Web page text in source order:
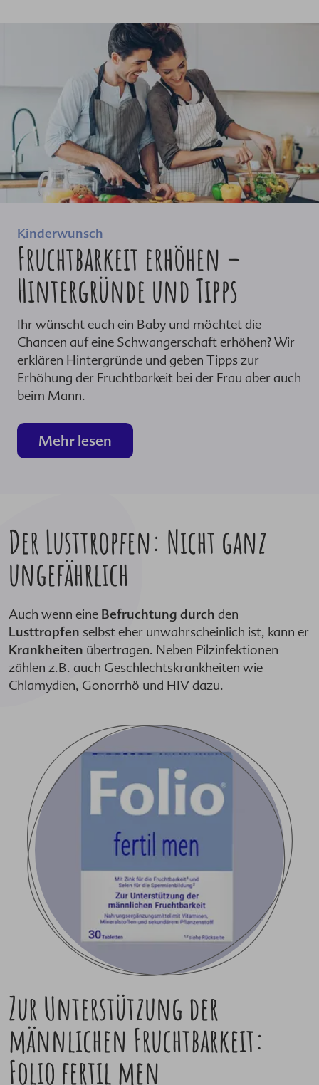
Kinderwunsch
Fruchtbarkeit erhöhen –
Hintergründe und Tipps
Ihr wünscht euch ein Baby und möchtet die
Chancen auf eine Schwangerschaft erhöhen? Wir
erklären Hintergründe und geben Tipps zur
Erhöhung der Fruchtbarkeit bei der Frau aber auch
beim Mann.
Mehr lesen
Der Lusttropfen: Nicht ganz
ungefährlich
Auch wenn eine Befruchtung durch den
Lusttropfen selbst eher unwahrscheinlich ist, kann er
Krankheiten übertragen. Neben Pilzinfektionen
zählen z.B. auch Geschlechtskrankheiten wie
Chlamydien, Gonorrhö und HIV dazu.
Zur Unterstützung der
männlichen Fruchtbarkeit:
Folio fertil men